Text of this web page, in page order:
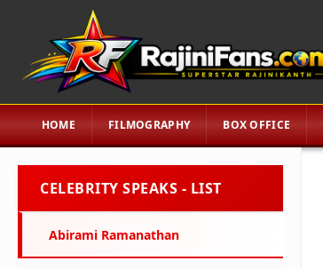
HOME FILMOGRAPHY BOX OFFICE
CELEBRITY SPEAKS - LIST
Abirami Ramanathan